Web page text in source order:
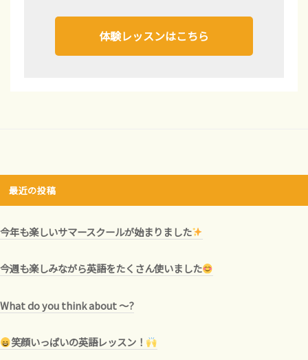
体験レッスンはこちら
最近の投稿
今年も楽しいサマースクールが始まりました
今週も楽しみながら英語をたくさん使いました
What do you think about ～?
笑顔いっぱいの英語レッスン！